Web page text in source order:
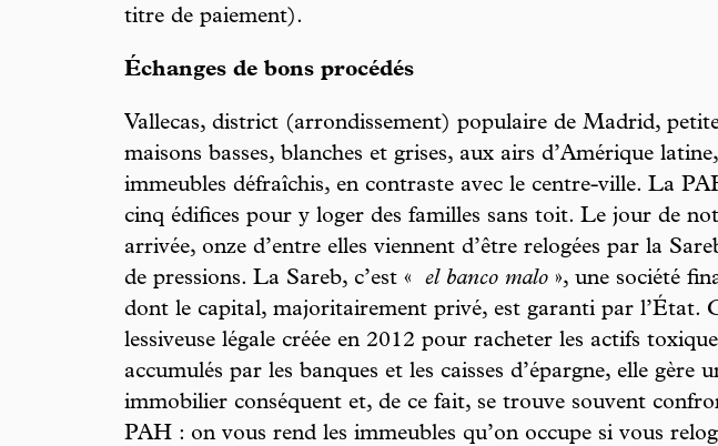
titre de paiement).
Échanges de bons procédés
Vallecas, district (arrondissement) populaire de Madrid,
maisons basses, blanches et grises, aux airs d’Amérique latine,
immeubles défraîchis, en contraste avec le centre-ville. La
cinq édifices pour y loger des familles sans toit. Le jour de
arrivée, onze d’entre elles viennent d’être relogées par la
de pressions. La Sareb, c’est «
el banco malo », une société
dont le capital, majoritairement privé, est garanti par l’État.
lessiveuse légale créée en 2012 pour racheter les actifs
accumulés par les banques et les caisses d’épargne, elle gère
immobilier conséquent et, de ce fait, se trouve souvent
PAH : on vous rend les immeubles qu’on occupe si vous